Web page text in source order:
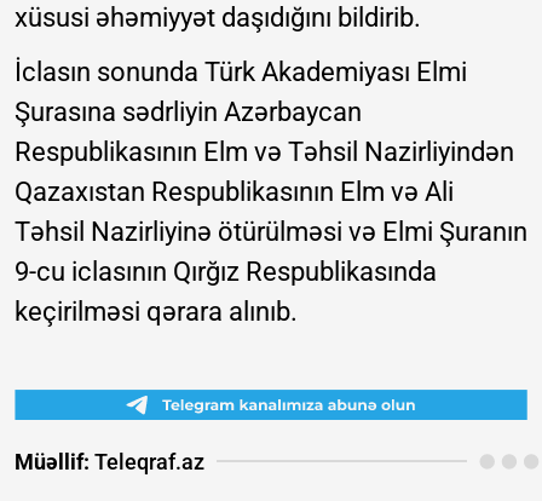
xüsusi əhəmiyyət daşıdığını bildirib.
İclasın sonunda Türk Akademiyası Elmi
Şurasına sədrliyin Azərbaycan
Respublikasının Elm və Təhsil Nazirliyindən
Qazaxıstan Respublikasının Elm və Ali
Təhsil Nazirliyinə ötürülməsi və Elmi Şuranın
9-cu iclasının Qırğız Respublikasında
keçirilməsi qərara alınıb.
Müəllif: Teleqraf.az